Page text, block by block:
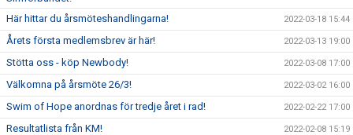
Här hittar du årsmöteshandlingarna! 2022-03-18 15:44
Årets första medlemsbrev är här! 2022-03-13 19:00
Stötta oss - köp Newbody! 2022-03-08 17:00
Välkomna på årsmöte 26/3! 2022-03-02 16:00
Swim of Hope anordnas för tredje året i rad! 2022-02-22 17:00
Resultatlista från KM! 2022-02-08 15:19